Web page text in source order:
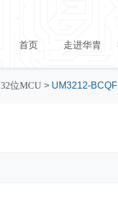
首页 走进华胄
32位MCU > UM3212-BCQF